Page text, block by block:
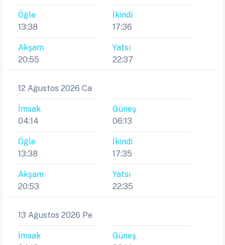
Öğle
13:38
İkindi
17:36
Akşam
20:55
Yatsı
22:37
12 Ağustos 2026 Ca
İmsak
04:14
Güneş
06:13
Öğle
13:38
İkindi
17:35
Akşam
20:53
Yatsı
22:35
13 Ağustos 2026 Pe
İmsak
Güneş